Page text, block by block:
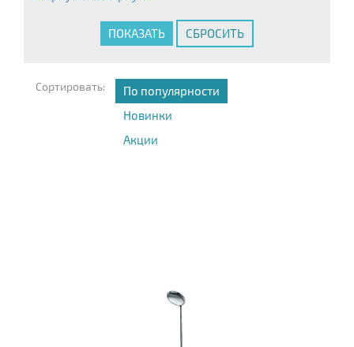
Сортировать:
По популярности
Новинки
Акции